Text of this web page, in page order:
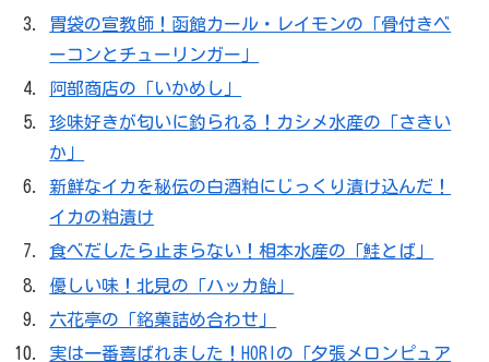
胃袋の宣教師！函館カール・レイモンの「骨付きベ
ーコンとチューリンガー」
阿部商店の「いかめし」
珍味好きが匂いに釣られる！カシメ水産の「さきい
か」
新鮮なイカを秘伝の白酒粕にじっくり漬け込んだ！
イカの粕漬け
食べだしたら止まらない！相本水産の「鮭とば」
優しい味！北見の「ハッカ飴」
六花亭の「銘菓詰め合わせ」
実は一番喜ばれました！HORIの「夕張メロンピュア